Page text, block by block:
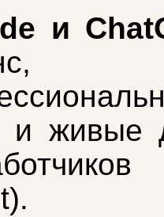
и
и живые